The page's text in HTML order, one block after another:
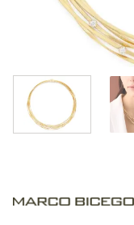
Mehr
Rolex